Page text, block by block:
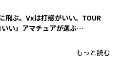
飛ぶ。Vxは打感がいい。TOUR
い」アマチュアが選ぶ
もっと読む